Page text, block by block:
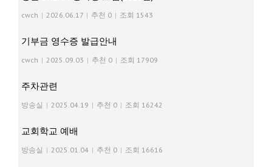
cwch | 2026.06.17 | 추천 0 | 조회 1543
기부금 영수증 발급안내
cwch | 2025.09.03 | 추천 0 | 조회 17909
주차관련
방송실 | 2025.04.19 | 추천 0 | 조회 16242
교회학교 예배
방송실 | 2025.01.04 | 추천 0 | 조회 16616